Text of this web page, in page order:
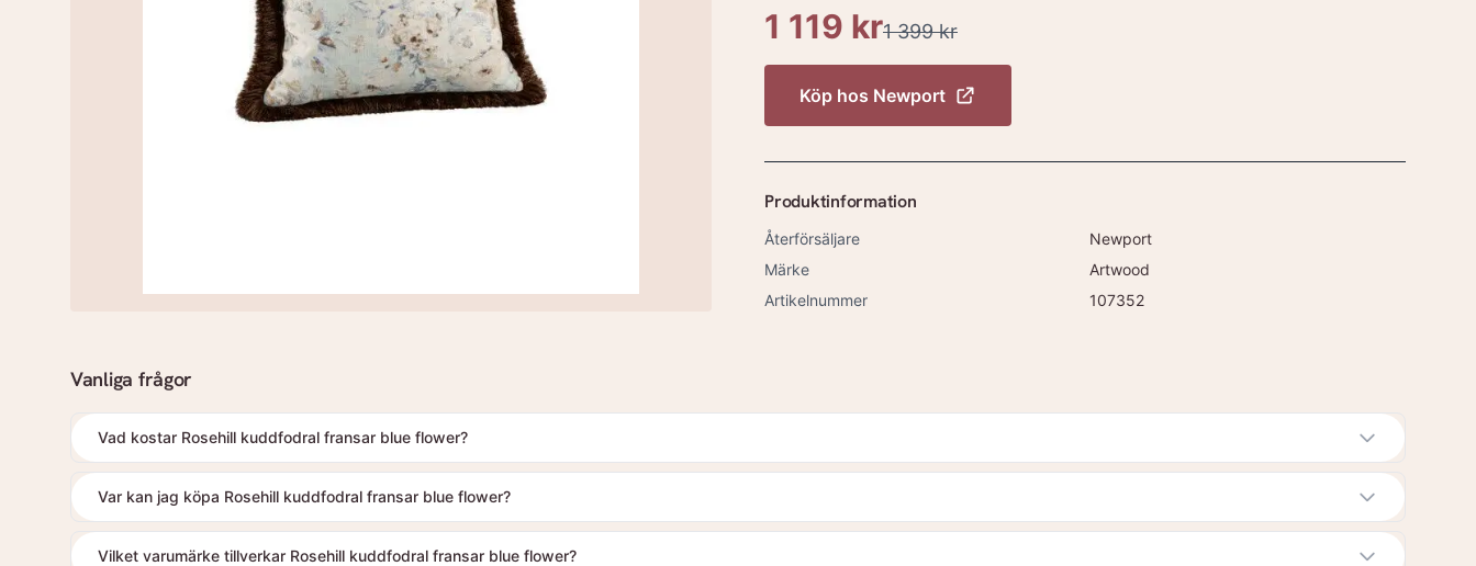
1 119 kr1 399 kr
Köp hos Newport
Produktinformation
Återförsäljare
Newport
Märke
Artwood
Artikelnummer
107352
Vanliga frågor
Vad kostar Rosehill kuddfodral fransar blue flower?
Var kan jag köpa Rosehill kuddfodral fransar blue flower?
Vilket varumärke tillverkar Rosehill kuddfodral fransar blue flower?